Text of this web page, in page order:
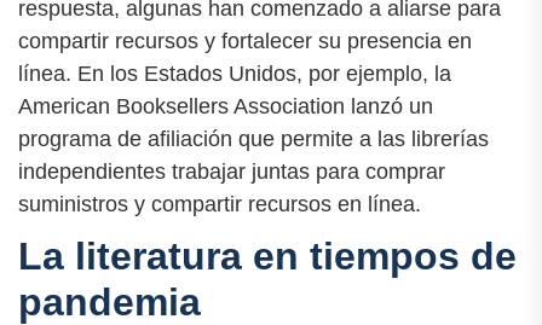
respuesta, algunas han comenzado a aliarse para
compartir recursos y fortalecer su presencia en
línea. En los Estados Unidos, por ejemplo, la
American Booksellers Association lanzó un
programa de afiliación que permite a las librerías
independientes trabajar juntas para comprar
suministros y compartir recursos en línea.
La literatura en tiempos de
pandemia